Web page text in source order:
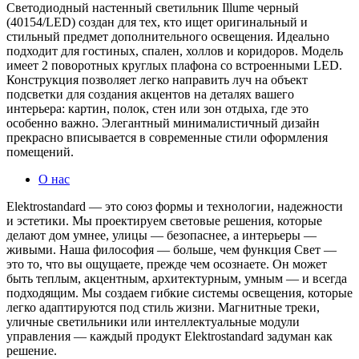
Светодиодный настенный светильник Illume черный
(40154/LED) создан для тех, кто ищет оригинальный и
стильный предмет дополнительного освещения. Идеально
подходит для гостиных, спален, холлов и коридоров. Модель
имеет 2 поворотных круглых плафона со встроенными LED.
Конструкция позволяет легко направить луч на объект
подсветки для создания акцентов на деталях вашего
интерьера: картин, полок, стен или зон отдыха, где это
особенно важно. Элегантный минималистичный дизайн
прекрасно вписывается в современные стили оформления
помещений.
О нас
Elektrostandard — это союз формы и технологии, надежности
и эстетики. Мы проектируем световые решения, которые
делают дом умнее, улицы — безопаснее, а интерьеры —
живыми. Наша философия — больше, чем функция Свет —
это то, что вы ощущаете, прежде чем осознаете. Он может
быть теплым, акцентным, архитектурным, умным — и всегда
подходящим. Мы создаем гибкие системы освещения, которые
легко адаптируются под стиль жизни. Магнитные треки,
уличные светильники или интеллектуальные модули
управления — каждый продукт Elektrostandard задуман как
решение.